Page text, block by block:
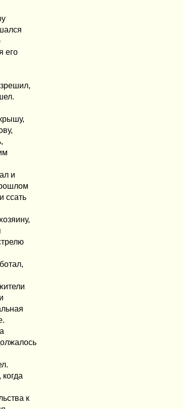
его
и
ссать
к